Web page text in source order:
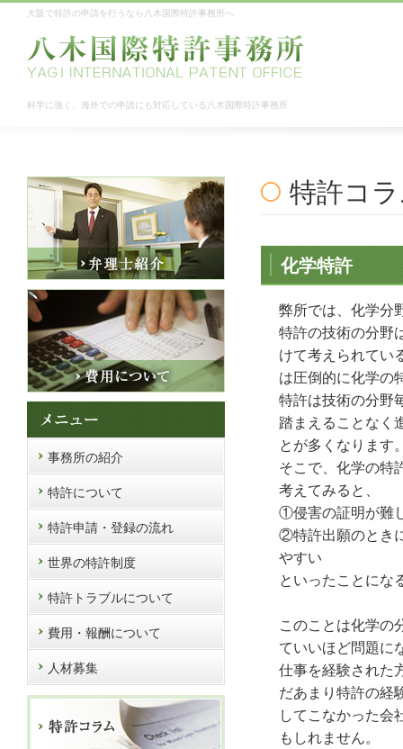
大阪で特許の申請を行うなら八木国際特許事務所へ
科学に強く、海外での申請にも対応している八木国際特許事務所
特許コ
化学特許
弊所では、化学分
特許の技術の分野
けて考えられてい
は圧倒的に化学の
特許は技術の分野
踏まえることなく
とが多くなります
そこで、化学の
考えてみると、
①侵害の証明が難
②特許出願のとき
やすい
といったことにな
このことは化学の
ていいほど問題に
仕事を経験された
だあまり特許の経
してこなかった会
もしれません。
事務所の紹介
特許について
特許申請・登録の流れ
世界の特許制度
特許トラブルについて
費用・報酬について
人材募集